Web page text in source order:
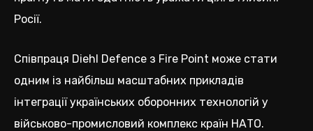
Росії.
Співпраця Diehl Defence з Fire Point може стати
одним із найбільш масштабних прикладів
інтеграції українських оборонних технологій у
військово-промисловий комплекс країн НАТО.